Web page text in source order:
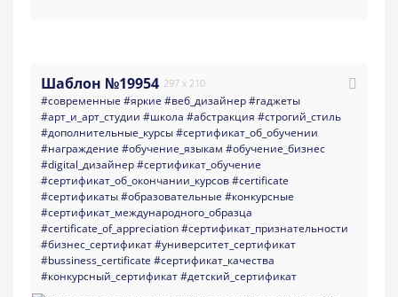
Шаблон №19954 297 x 210
#современные #яркие #веб_дизайнер#гаджеты
#арт_и_арт_студии #школа #абстракция #строгий_стиль
#дополнительные_курсы#сертификат_об_обучении
#награждение #обучение_языкам #обучение_бизнес
#digital_дизайнер#сертификат_обучение
#сертификат_об_окончании_курсов#certificate
#сертификаты#образовательные #конкурсные
#сертификат_международного_образца
#certificate_of_appreciation#сертификат_признательности
#бизнес_сертификат#университет_сертификат
#bussiness_certificate #сертификат_качества
#конкурсный_сертификат#детский_сертификат